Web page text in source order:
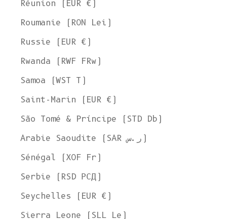
Réunion (EUR €)
Roumanie (RON Lei)
Russie (EUR €)
Rwanda (RWF FRw)
Samoa (WST T)
Saint-Marin (EUR €)
São Tomé & Príncipe (STD Db)
Arabie Saoudite (SAR ر.س)
Sénégal (XOF Fr)
Serbie (RSD РСД)
Seychelles (EUR €)
Sierra Leone (SLL Le)